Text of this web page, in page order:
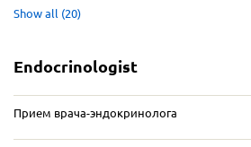
Show all (20)
Endocrinologist
Прием врача-эндокринолога